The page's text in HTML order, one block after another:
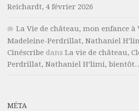
Reichardt, 4 février 2026
La Vie de château, mon enfance à
Madeleine-Perdrillat, Nathaniel
Cinéscribe dans La vie de château,
Perdrillat, Nathaniel H’limi,
MÉTA